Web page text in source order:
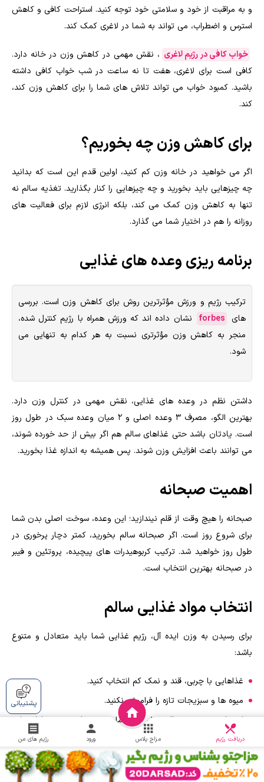
و به مراقبت از خود و سلامتی خود توجه کنید. استراحت کافی و کاهش
استرس و اضطراب، می تواند به شما در لاغری کمک کند.
خواب کافی در رژیم لاغری ، نقش مهمی در کاهش وزن در خانه دارد.
کافی است برای لاغری، هفت تا نه ساعت در شب خواب کافی داشته
باشید. کمبود خواب می تواند تلاش های شما را برای کاهش وزن کند،
کند.
برای کاهش وزن چه بخوریم؟
اگر می خواهید در خانه وزن کم کنید، اولین قدم این است که بدانید
چه چیزهایی باید بخورید و چه چیزهایی را کنار بگذارید. تغذیه سالم نه
تنها به کاهش وزن کمک می کند، بلکه انرژی لازم برای فعالیت های
روزانه را هم در اختیار شما می گذارد.
برنامه ریزی وعده های غذایی
ترکیب رژیم و ورزش مؤثرترین روش برای کاهش وزن است. بررسی
های forbes
نشان داده اند که ورزش همراه با رژیم کنترل شده،
منجر به کاهش وزن مؤثرتری نسبت به هر کدام به تنهایی می
شود.
داشتن نظم در وعده های غذایی، نقش مهمی در کنترل وزن دارد.
بهترین الگو، مصرف ۳ وعده اصلی و ۲ میان وعده سبک در طول روز
است. یادتان باشد حتی غذاهای سالم هم اگر بیش از حد خورده شوند،
می توانند باعث افزایش وزن شوند. پس همیشه به اندازه غذا بخورید.
اهمیت صبحانه
صبحانه را هیچ وقت از قلم نیندازید؛ این وعده، سوخت اصلی بدن شما
برای شروع روز است. اگر صبحانه سالم بخورید، کمتر دچار پرخوری در
طول روز خواهید شد. ترکیب کربوهیدرات های پیچیده، پروتئین و فیبر
در صبحانه بهترین انتخاب است.
انتخاب مواد غذایی سالم
برای رسیدن به وزن ایده آل، رژیم غذایی شما باید متعادل و متنوع
باشد:
غذاهایی با چربی، قند و نمک کم انتخاب کنید.
میوه ها و سبزیجات تازه را فراموش نکنید.
از منابع پروتئینی سالم مثل مرغ، ماهی، حبوبات و مغزها استفاده
کنید.
لبنیات کم چرب را جایگزین انواع پرچرب کنید.
به جای خوراکی های پرکالری مثل چیپس، شیرینی و نوشابه های گازدار،
پشتیبانی
دریافت رژیم مزاج پلاس ورود رژیم های من